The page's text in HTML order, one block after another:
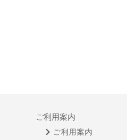
ご利用案内
ご利用案内